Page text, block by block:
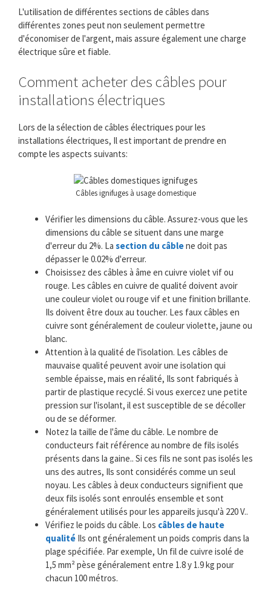
L'utilisation de différentes sections de câbles dans
différentes zones peut non seulement permettre
d'économiser de l'argent, mais assure également une charge
électrique sûre et fiable.
Comment acheter des câbles pour
installations électriques
Lors de la sélection de câbles électriques pour les
installations électriques, Il est important de prendre en
compte les aspects suivants:
Câbles ignifuges à usage domestique
Vérifier les dimensions du câble. Assurez-vous que les
dimensions du câble se situent dans une marge
d'erreur du 2%. La section du câblene doit pas
dépasser le 0.02% d'erreur.
Choisissez des câbles à âme en cuivre violet vif ou
rouge. Les câbles en cuivre de qualité doivent avoir
une couleur violet ou rouge vif et une finition brillante.
Ils doivent être doux au toucher. Les faux câbles en
cuivre sont généralement de couleur violette, jaune ou
blanc.
Attention à la qualité de l'isolation. Les câbles de
mauvaise qualité peuvent avoir une isolation qui
semble épaisse, mais en réalité, Ils sont fabriqués à
partir de plastique recyclé. Si vous exercez une petite
pression sur l'isolant, il est susceptible de se décoller
ou de se déformer.
Notez la taille de l'âme du câble. Le nombre de
conducteurs fait référence au nombre de fils isolés
présents dans la gaine.. Si ces fils ne sont pas isolés les
uns des autres, Ils sont considérés comme un seul
noyau. Les câbles à deux conducteurs signifient que
deux fils isolés sont enroulés ensemble et sont
généralement utilisés pour les appareils jusqu'à 220 V..
Vérifiez le poids du câble. Los câbles de haute
qualité Ils ont généralement un poids compris dans la
plage spécifiée. Par exemple, Un fil de cuivre isolé de
1,5 mm² pèse généralement entre 1.8 y 1.9 kg pour
chacun 100 métros.